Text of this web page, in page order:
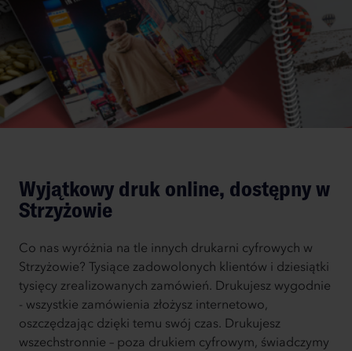
Wyjątkowy druk online, dostępny w
Strzyżowie
Co nas wyróżnia na tle innych drukarni cyfrowych w
Strzyżowie? Tysiące zadowolonych klientów i dziesiątki
tysięcy zrealizowanych zamówień. Drukujesz wygodnie
- wszystkie zamówienia złożysz internetowo,
oszczędzając dzięki temu swój czas. Drukujesz
wszechstronnie – poza drukiem cyfrowym, świadczymy